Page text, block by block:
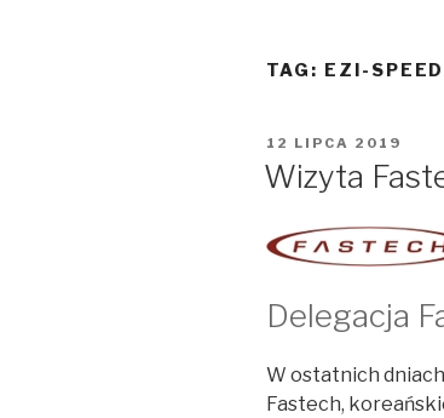
TAG: EZI-SPEED
OPUBLIKOWANE
W
12 LIPCA 2019
Wizyta
Delegacja
W ostatnich
Fastech,